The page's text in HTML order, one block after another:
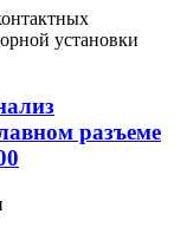
разъеме